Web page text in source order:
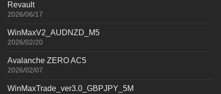
Revault
2026/06/17
WinMaxV2_AUDNZD_M5
2026/02/20
Avalanche ZERO AC5
2026/02/07
WinMaxTrade_ver3.0_GBPJPY_5M